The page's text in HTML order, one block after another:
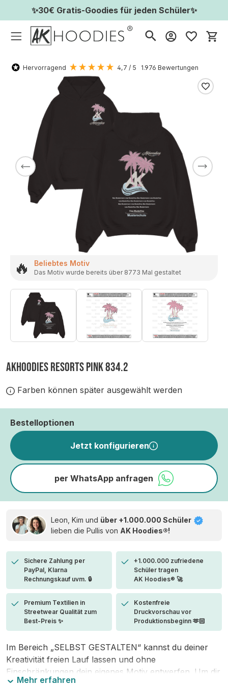
✨30€ Gratis-Goodies für jeden Schüler✨
Hervorragend 4,7 / 5 1.976 Bewertungen
🔥 Beliebtes Motiv
Das Motiv wurde bereits über 8773 Mal gestaltet
AKHOODIES RESORTS PINK 834.2
Farben können später ausgewählt werden
Bestelloptionen
Jetzt konfigurieren
per WhatsApp anfragen
Leon, Kim und über +1.000.000 Schüler
lieben die Pullis von AK Hoodies®!
Sichere Zahlung per
PayPal, Klarna
Rechnungskauf uvm. 🔒
+1.000.000 zufriedene
Schüler tragen
AK Hoodies® 🚀
Premium Textilien in
Streetwear Qualität zum
Best-Preis ✨
Kostenfreie
Druckvorschau vor
Produktionsbeginn 🫶🏻
Im Bereich „SELBST GESTALTEN“ kannst du deiner
Kreativität freien Lauf lassen und ohne
Einschränkungen dein eigenes Motiv entwerfen. Um dir
Mehr erfahren